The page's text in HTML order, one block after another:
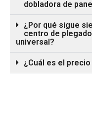
dobladora de
¿Por qué sigue
centro de
universal?
¿Cuál es el